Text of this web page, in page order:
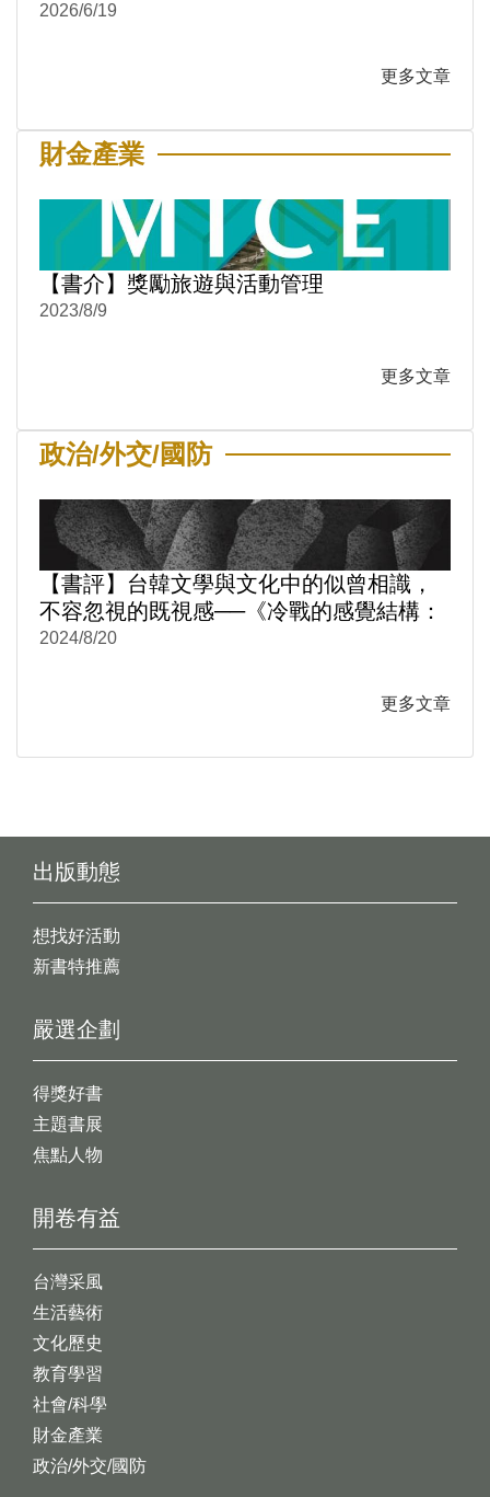
2026/6/19
更多文章
財金產業
【書介】獎勵旅遊與活動管理
2023/8/9
更多文章
政治/外交/國防
【書評】台韓文學與文化中的似曾相識，
不容忽視的既視感──《冷戰的感覺結構：
台韓文學與文化中的性別與情感政治1950-
2024/8/20
更多文章
出版動態
想找好活動
新書特推薦
開卷有益
台灣采風
生活藝術
文化歷史
教育學習
社會/科學
財金產業
政治/外交/國防
嚴選企劃
得獎好書
主題書展
焦點人物